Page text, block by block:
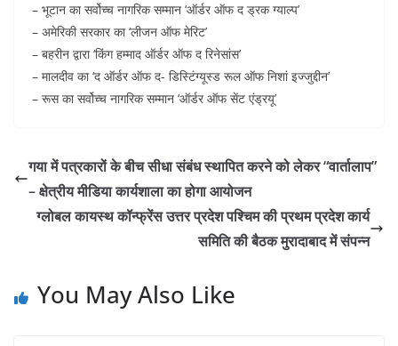
– भूटान का सर्वोच्च नागरिक सम्मान ‘ऑर्डर ऑफ द ड्रक ग्याल्प’
– अमेरिकी सरकार का ‘लीजन ऑफ मेरिट’
– बहरीन द्वारा ‘किंग हम्माद ऑर्डर ऑफ द रिनेसांस’
– मालदीव का ‘द ऑर्डर ऑफ द- डिस्टिंग्यूस्ड रूल ऑफ निशां इज्जुद्दीन’
– रूस का सर्वोच्च नागरिक सम्मान ‘ऑर्डर ऑफ सेंट एंड्रयू’
गया में पत्रकारों के बीच सीधा संबंध स्थापित करने को लेकर “वार्तालाप”
– क्षेत्रीय मीडिया कार्यशाला का होगा आयोजन
ग्लोबल कायस्थ कॉन्फ्रेंस उत्तर प्रदेश पश्चिम की प्रथम प्रदेश कार्य
समिति की बैठक मुरादाबाद में संपन्न
You May Also Like